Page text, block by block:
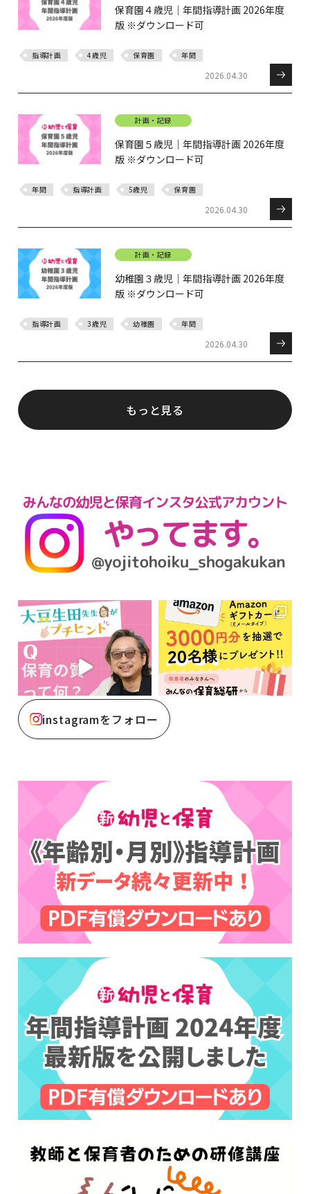
保育園４歳児｜年間指導計画 2026年度
版 ※ダウンロード可
指導計画 4歳児 保育園 年間
2026.04.30
計画・記録
保育園５歳児｜年間指導計画 2026年度
版 ※ダウンロード可
年間 指導計画 5歳児 保育園
2026.04.30
計画・記録
幼稚園３歳児｜年間指導計画 2026年度
版 ※ダウンロード可
指導計画 3歳児 幼稚園 年間
2026.04.30
もっと見る
instagramをフォロー